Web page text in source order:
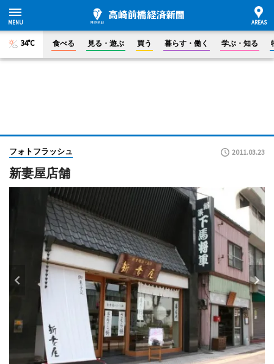
34°C 食べる 見る・遊ぶ 買う 暮らす・働く 学ぶ・知る
フォトフラッシュ 2011.03.23
新妻屋店舗